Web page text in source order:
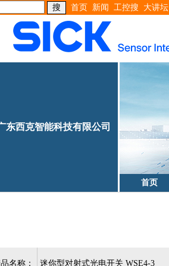
首页 新闻 工控搜 大讲坛
东西克智能科技有限公司
首页
名称： 迷你型对射式光电开关 WSE4-3